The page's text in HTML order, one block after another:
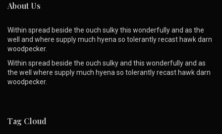
About Us
Within spread beside the ouch sulky this wonderfully and as the
well and where supply much hyena so tolerantly recast hawk darn
woodpecker.
Within spread beside the ouch sulky and this wonderfully and as
the well where supply much hyena so tolerantly recast hawk darn
woodpecker.
Tag Cloud